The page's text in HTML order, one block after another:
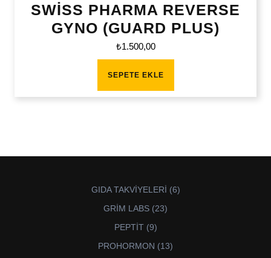
SWİSS PHARMA REVERSE
GYNO (GUARD PLUS)
₺1.500,00
SEPETE EKLE
GIDA TAKVİYELERİ 66
GRİM LABS 2323
PEPTİT 99
PROHORMON 1313